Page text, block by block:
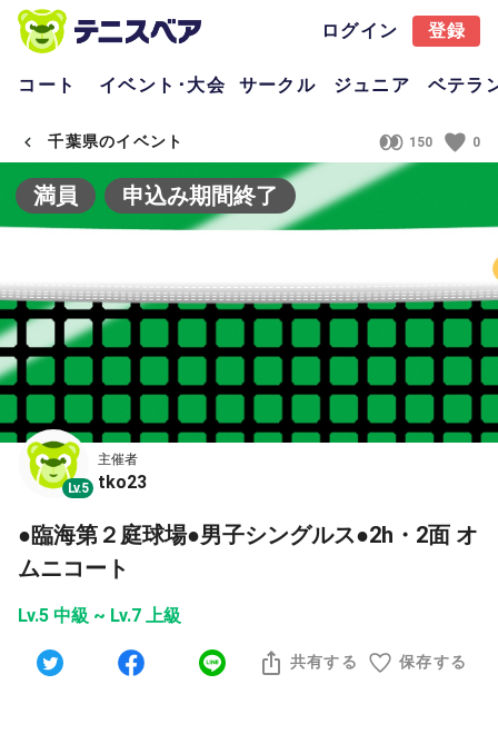
ログイン 登録
コート イベント･大会 サークル ジュニア ベテラ
千葉県のイベント 150 0
満員 申込み期間終了
Lv.5
主催者
tko23
●臨海第２庭球場●男子シングルス●2h・2面 オ
ムニコート
Lv.5 中級 ~ Lv.7 上級
共有する 保存する